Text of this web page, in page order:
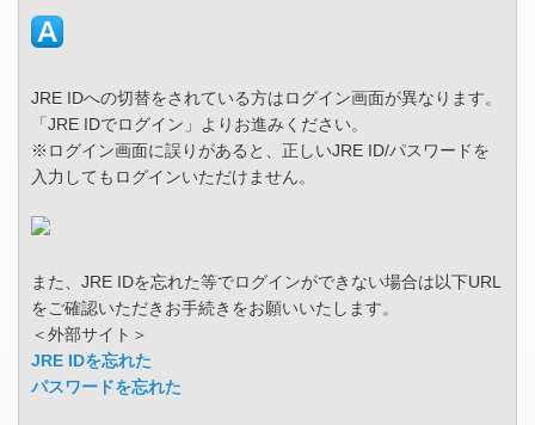
JRE IDへの切替をされている方はログイン画面が異なります。
「JRE IDでログイン」よりお進みください。
※ログイン画面に誤りがあると、正しいJRE ID/パスワードを
入力してもログインいただけません。
また、JRE IDを忘れた等でログインができない場合は以下URL
をご確認いただきお手続きをお願いいたします。
＜外部サイト＞
JRE IDを忘れた
パスワードを忘れた